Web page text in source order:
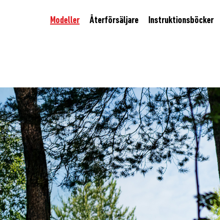
Modeller Återförsäljare Instruktionsböcker